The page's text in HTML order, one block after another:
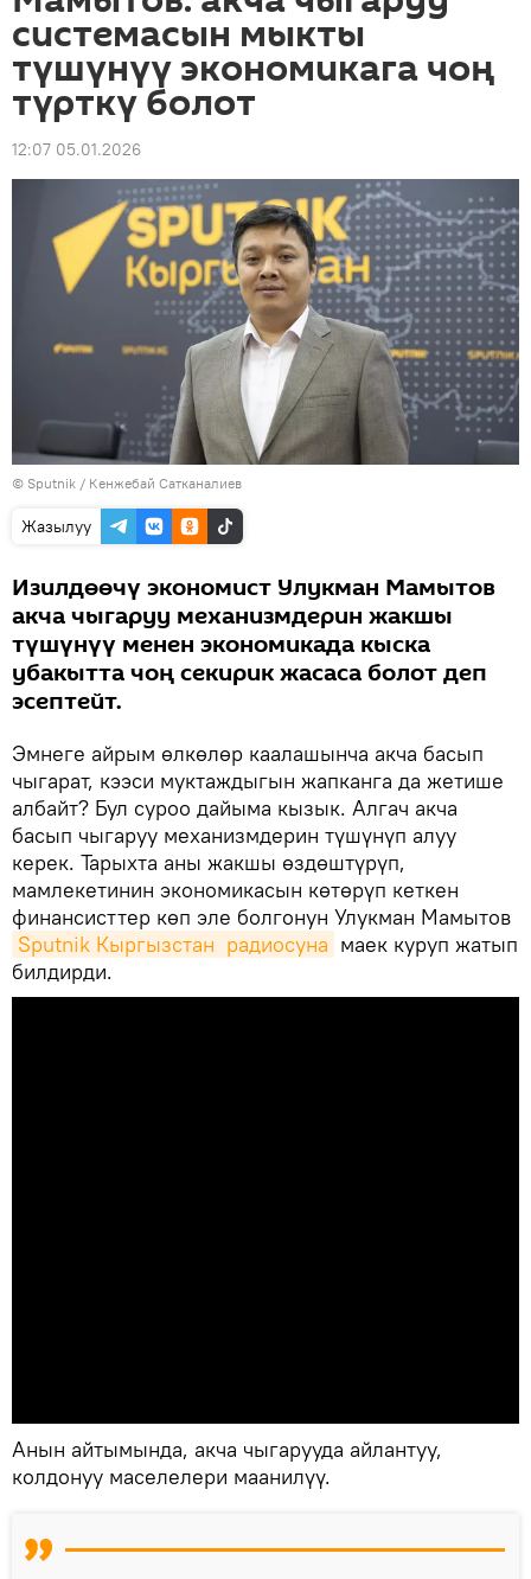
системасын мыкты
түшүнүү экономикага чоң
түрткү болот
12:07 05.01.2026
© Sputnik / Кенжебай Сатканалиев
Жазылуу
Изилдөөчү экономист Улукман Мамытов
акча чыгаруу механизмдерин жакшы
түшүнүү менен экономикада кыска
убакытта чоң секирик жасаса болот деп
эсептейт.
Эмнеге айрым өлкөлөр каалашынча акча басып
чыгарат, кээси муктаждыгын жапканга да жетише
албайт? Бул суроо дайыма кызык. Алгач акча
басып чыгаруу механизмдерин түшүнүп алуу
керек. Тарыхта аны жакшы өздөштүрүп,
мамлекетинин экономикасын көтөрүп кеткен
финансисттер көп эле болгонун Улукман Мамытов
Sputnik Кыргызстан  радиосуна маек куруп жатып
билдирди.
Анын айтымында, акча чыгарууда айлантуу,
колдонуу маселелери маанилүү.